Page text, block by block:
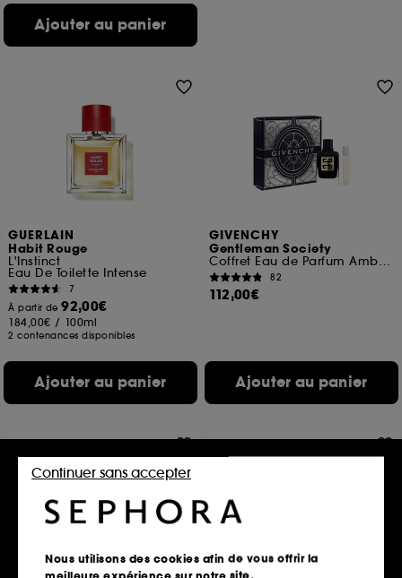
Ajouter au panier
GUERLAIN
Habit Rouge
L'Instinct
Eau De Toilette Intense
7
À partir de92,00€
184,00€ / 100ml
2 contenances disponibles
Ajouter au panier
GIVENCHY
Gentleman Society
Coffret Eau de Parfum Ambrée
82
112,00€
Ajouter au panier
Nous utilisons des cookies afin de vous offrir la
Continuer sans accepter